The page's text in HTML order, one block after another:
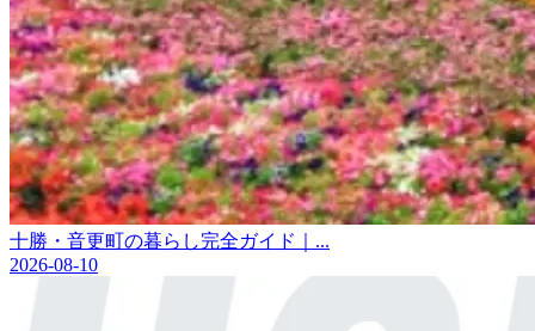
十勝・音更町の暮らし完全ガイド｜...
2026-08-10